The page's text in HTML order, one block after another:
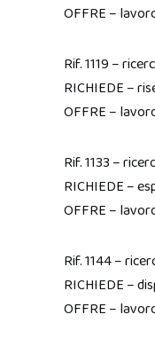
OFFRE –
Rif. 1119 –
RICHIEDE –
OFFRE –
Rif. 1133 –
RICHIEDE –
OFFRE –
Rif. 1144 –
RICHIEDE –
OFFRE –